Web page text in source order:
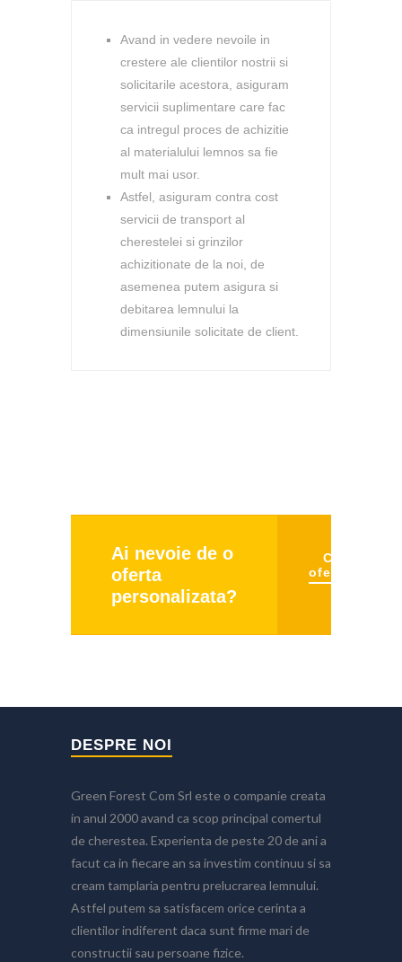
Avand in vedere nevoile in
crestere ale clientilor nostrii si
solicitarile acestora, asiguram
servicii suplimentare care fac
ca intregul proces de achizitie
al materialului lemnos sa fie
mult mai usor.
Astfel, asiguram contra cost
servicii de transport al
cherestelei si grinzilor
achizitionate de la noi, de
asemenea putem asigura si
debitarea lemnului la
dimensiunile solicitate de client.
Ai nevoie de o
oferta
personalizata?
Cere
oferta
DESPRE NOI
Green Forest Com Srl este o companie creata
in anul 2000 avand ca scop principal comertul
de cherestea. Experienta de peste 20 de ani a
facut ca in fiecare an sa investim continuu si sa
cream tamplaria pentru prelucrarea lemnului.
Astfel putem sa satisfacem orice cerinta a
clientilor indiferent daca sunt firme mari de
constructii sau persoane fizice.